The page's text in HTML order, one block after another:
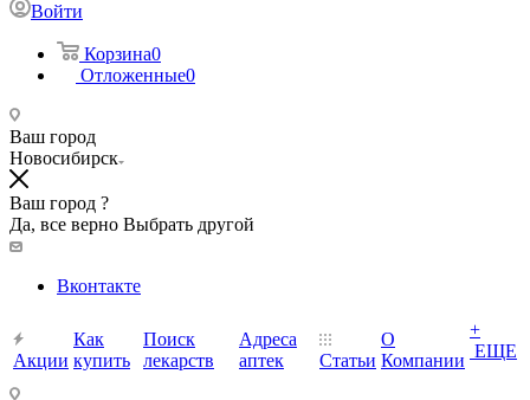
Войти
Корзина0
Отложенные0
Ваш город
Новосибирск
Ваш город ?
Да, все верно Выбрать другой
Вконтакте
Акции
Как
купить
Поиск
лекарств
Адреса
аптек
Статьи
О
Компании
+
ЕЩЕ